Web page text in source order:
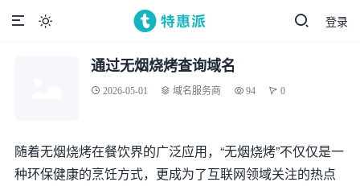
登录

通过无烟烧烤查询域名
2026-05-01 域名服务商 94 0
随着无烟烧烤在餐饮界的广泛应用，“无烟烧烤”不仅仅是一
种环保健康的烹饪方式，更成为了互联网领域关注的热点